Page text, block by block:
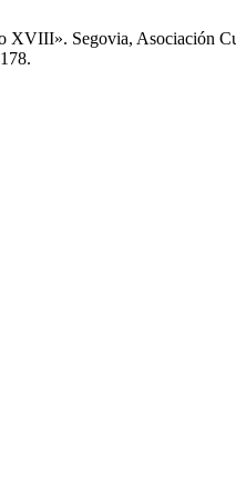
Segovia, Asociación